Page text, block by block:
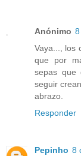
Anónimo
Vaya..., los
que por
sepas que
seguir
abrazo.
Responder
Pepinho 8